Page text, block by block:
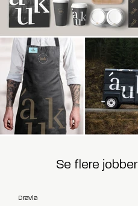
Se flere jobber
Dravia